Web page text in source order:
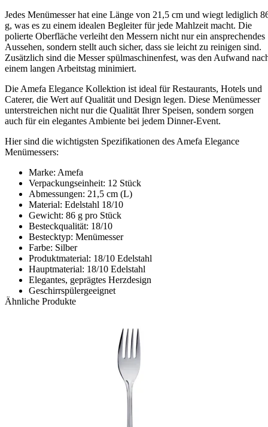
Jedes Menümesser hat eine Länge von 21,5 cm und wiegt lediglich
g, was es zu einem idealen Begleiter für jede Mahlzeit macht. Die
polierte Oberfläche verleiht den Messern nicht nur ein ansprechendes
Aussehen, sondern stellt auch sicher, dass sie leicht zu reinigen sind.
Zusätzlich sind die Messer spülmaschinenfest, was den Aufwand
einem langen Arbeitstag minimiert.
Die Amefa Elegance Kollektion ist ideal für Restaurants, Hotels und
Caterer, die Wert auf Qualität und Design legen. Diese Menümesser
unterstreichen nicht nur die Qualität Ihrer Speisen, sondern sorgen
auch für ein elegantes Ambiente bei jedem Dinner-Event.
Hier sind die wichtigsten Spezifikationen des Amefa Elegance
Menümessers:
Marke: Amefa
Verpackungseinheit: 12 Stück
Abmessungen: 21,5 cm (L)
Material: Edelstahl 18/10
Gewicht: 86 g pro Stück
Besteckqualität: 18/10
Bestecktyp: Menümesser
Farbe: Silber
Produktmaterial: 18/10 Edelstahl
Hauptmaterial: 18/10 Edelstahl
Elegantes, geprägtes Herzdesign
Geschirrspülergeeignet
Ähnliche Produkte